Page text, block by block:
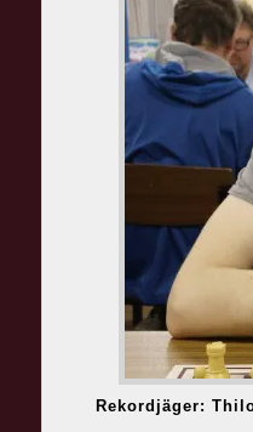
Rekordjäger: